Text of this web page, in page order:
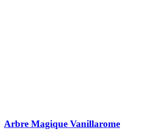
Arbre Magique Vanillarome